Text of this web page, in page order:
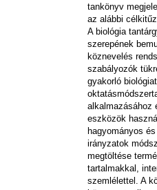
tankönyv
az alábbi
A biológia
szerepének
köznevelés
szabályozók
gyakorló
alkalmazásához
eszközök
hagyományos
irányzatok
megtöltése
tartalmakkal,
szemlélettel. A